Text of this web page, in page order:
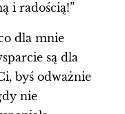
i radością!”
dla mnie
są dla
byś odważnie
nie